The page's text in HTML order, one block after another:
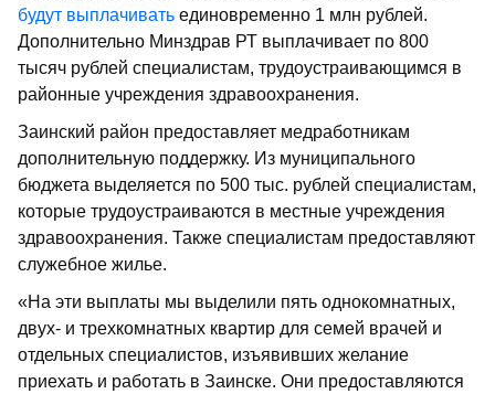
будут выплачивать единовременно 1 млн рублей.
Дополнительно Минздрав РТ выплачивает по 800
тысяч рублей специалистам, трудоустраивающимся в
районные учреждения здравоохранения.
Заинский район предоставляет медработникам
дополнительную поддержку. Из муниципального
бюджета выделяется по 500 тыс. рублей специалистам,
которые трудоустраиваются в местные учреждения
здравоохранения. Также специалистам предоставляют
служебное жилье.
«На эти выплаты мы выделили пять однокомнатных,
двух- и трехкомнатных квартир для семей врачей и
отдельных специалистов, изъявивших желание
приехать и работать в Заинске. Они предоставляются